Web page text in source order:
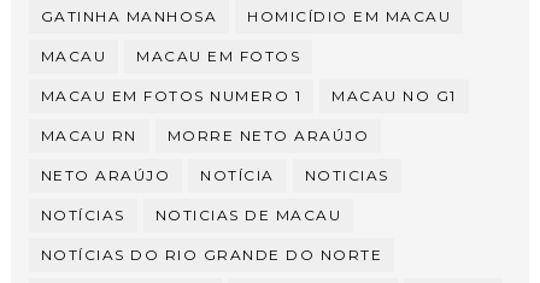
GATINHA MANHOSA HOMICÍDIO EM MACAU
MACAU MACAU EM FOTOS
MACAU EM FOTOS NUMERO 1 MACAU NO G1
MACAU RN MORRE NETO ARAÚJO
NETO ARAÚJO NOTÍCIA NOTICIAS
NOTÍCIAS NOTICIAS DE MACAU
NOTÍCIAS DO RIO GRANDE DO NORTE